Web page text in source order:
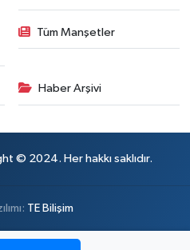
Tüm Manşetler
Haber Arşivi
© 2024. Her hakkı saklıdır.
TE Bilişim